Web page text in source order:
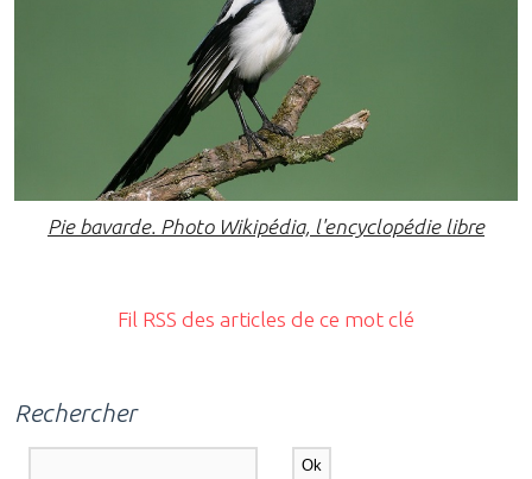
Pie bavarde. Photo Wikipédia, l'encyclopédie libre
Fil RSS des articles de ce mot clé
Rechercher